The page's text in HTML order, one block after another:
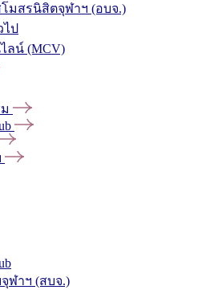
มสรนิสิตจุฬาฯ (อบจ.)
ป
ลน์ (MCV)
ฬาฯ (สบจ.)